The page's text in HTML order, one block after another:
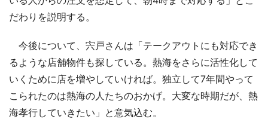
だわりを説明する。
今後について、宍戸さんは「テークアウトにも対応でき
るような店舗物件も探している。熱海をさらに活性化して
いくために店を増やしていければ。独立して7年間やって
こられたのは熱海の人たちのおかげ。大変な時期だが、熱
海孝行していきたい」と意気込む。